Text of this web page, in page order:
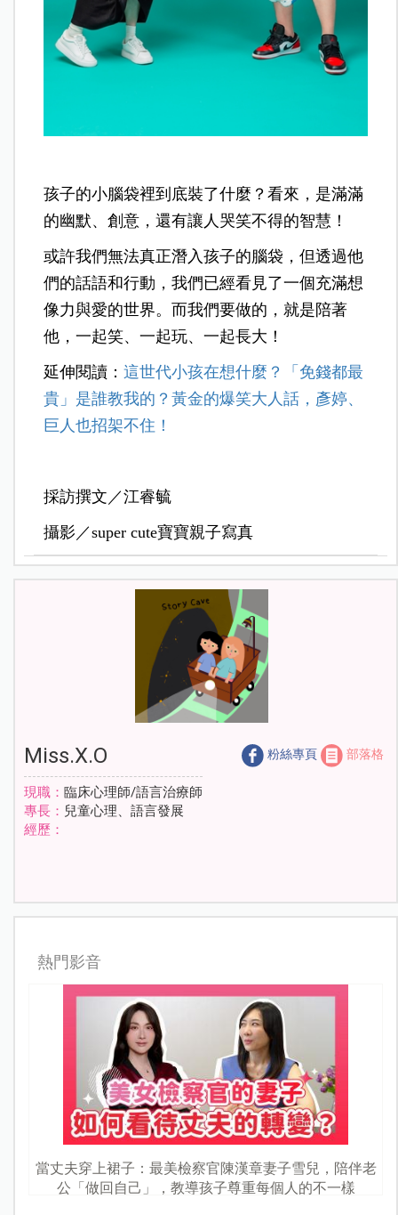
孩子的小腦袋裡到底裝了什麼？看來，是滿滿
的幽默、創意，還有讓人哭笑不得的智慧！
或許我們無法真正潛入孩子的腦袋，但透過他
們的話語和行動，我們已經看見了一個充滿想
像力與愛的世界。而我們要做的，就是陪著
他，一起笑、一起玩、一起長大！
延伸閱讀：這世代小孩在想什麼？「免錢都最
貴」是誰教我的？黃金的爆笑大人話，彥婷、
巨人也招架不住！
採訪撰文／江睿毓
攝影／super cute寶寶親子寫真
Miss.X.O 粉絲專頁 部落格
現職： 臨床心理師/語言治療師
專長： 兒童心理、語言發展
經歷：
熱門影音
當丈夫穿上裙子：最美檢察官陳漢章妻子雪兒，陪伴老
公「做回自己」，教導孩子尊重每個人的不一樣